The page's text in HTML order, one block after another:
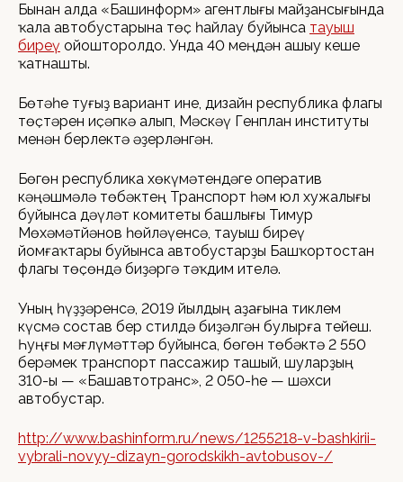
Бынан алда «Башинформ» агентлығы майҙансығында
ҡала автобустарына төҫ һайлау буйынса тауыш
биреү ойошторолдо. Унда 40 меңдән ашыу кеше
ҡатнашты.
Бөтәһе туғыҙ вариант ине, дизайн республика флагы
төҫтәрен иҫәпкә алып, Мәскәү Генплан институты
менән берлектә әҙерләнгән.
Бөгөн республика хөкүмәтендәге оператив
кәңәшмәлә төбәктең Транспорт һәм юл хужалығы
буйынса дәүләт комитеты башлығы Тимур
Мөхәмәтйәнов һөйләүенсә, тауыш биреү
йомғаҡтары буйынса автобустарҙы Башҡортостан
флагы төҫөндә биҙәргә тәҡдим ителә.
Уның һүҙҙәренсә, 2019 йылдың аҙағына тиклем
күсмә состав бер стилдә биҙәлгән булырға тейеш.
Һуңғы мәғлүмәттәр буйынса, бөгөн төбәктә 2 550
берәмек транспорт пассажир ташый, шуларҙың
310-ы — «Башавтотранс», 2 050-һе — шәхси
автобустар.
http://www.bashinform.ru/news/1255218-v-bashkirii-
vybrali-novyy-dizayn-gorodskikh-avtobusov-/